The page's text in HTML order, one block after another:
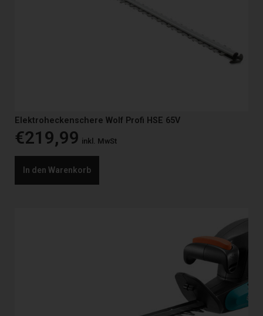
Elektroheckenschere Wolf Profi HSE 65V
€219,99 inkl. MwSt
In den Warenkorb